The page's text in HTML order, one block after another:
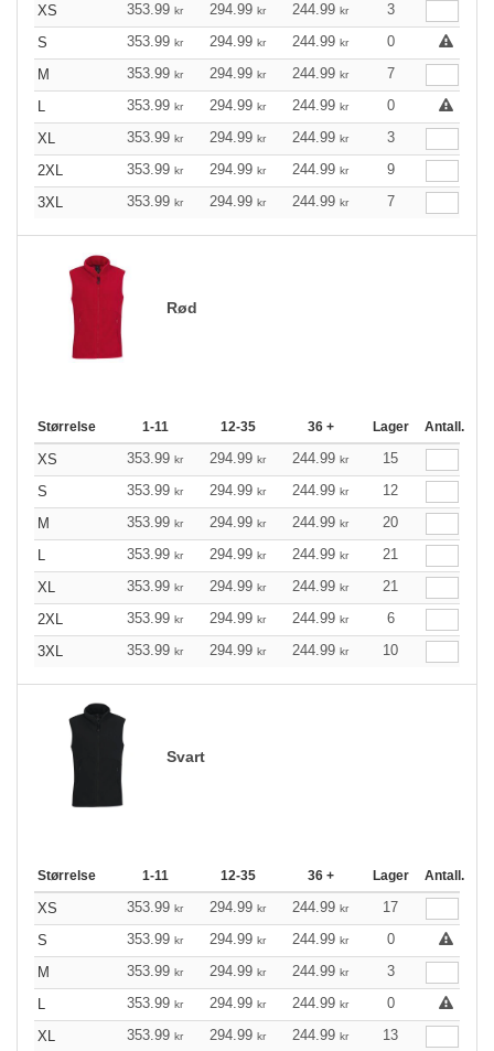
XS 353.99 kr 294.99 kr 244.99 kr
3
S
353.99 kr 294.99 kr 244.99 kr
0
M
353.99 kr 294.99 kr 244.99 kr
7
L
353.99 kr 294.99 kr 244.99 kr
0
XL
353.99 kr 294.99 kr 244.99 kr
3
2XL
353.99 kr 294.99 kr 244.99 kr
9
3XL
353.99 kr 294.99 kr 244.99 kr 7
Rød
Størrelse 1-11 12-35 36 + Lager Antall.
XS 353.99 kr 294.99 kr 244.99 kr
15
S
353.99 kr 294.99 kr 244.99 kr
12
M
353.99 kr 294.99 kr 244.99 kr
20
L
353.99 kr 294.99 kr 244.99 kr
21
XL
353.99 kr 294.99 kr 244.99 kr
21
2XL
353.99 kr 294.99 kr 244.99 kr
6
3XL
353.99 kr 294.99 kr 244.99 kr 10
Svart
Størrelse 1-11 12-35 36 + Lager Antall.
XS 353.99 kr 294.99 kr 244.99 kr
17
S
353.99 kr 294.99 kr 244.99 kr
0
M
353.99 kr 294.99 kr 244.99 kr
3
L
353.99 kr 294.99 kr 244.99 kr
0
XL
353.99 kr 294.99 kr 244.99 kr
13